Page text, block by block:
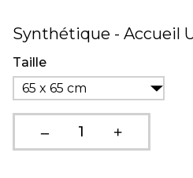
Synthétique - Accueil
Taille
65 x 65 cm